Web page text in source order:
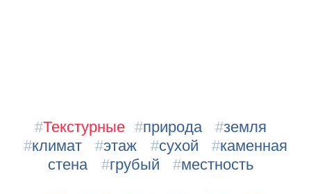
#Текстурные #природа #земля
#климат #этаж #сухой #каменная
стена
#грубый #местность